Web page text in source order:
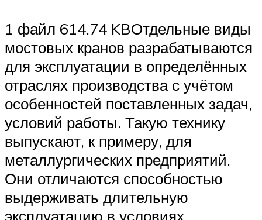
1 файл 614.74 KBОтдельные виды
мостовых кранов разрабатываются
для эксплуатации в определённых
отраслях производства с учётом
особенностей поставленных задач,
условий работы. Такую технику
выпускают, к примеру, для
металлургических предприятий.
Они отличаются способностью
выдерживать длительную
эксплуатацию в условиях